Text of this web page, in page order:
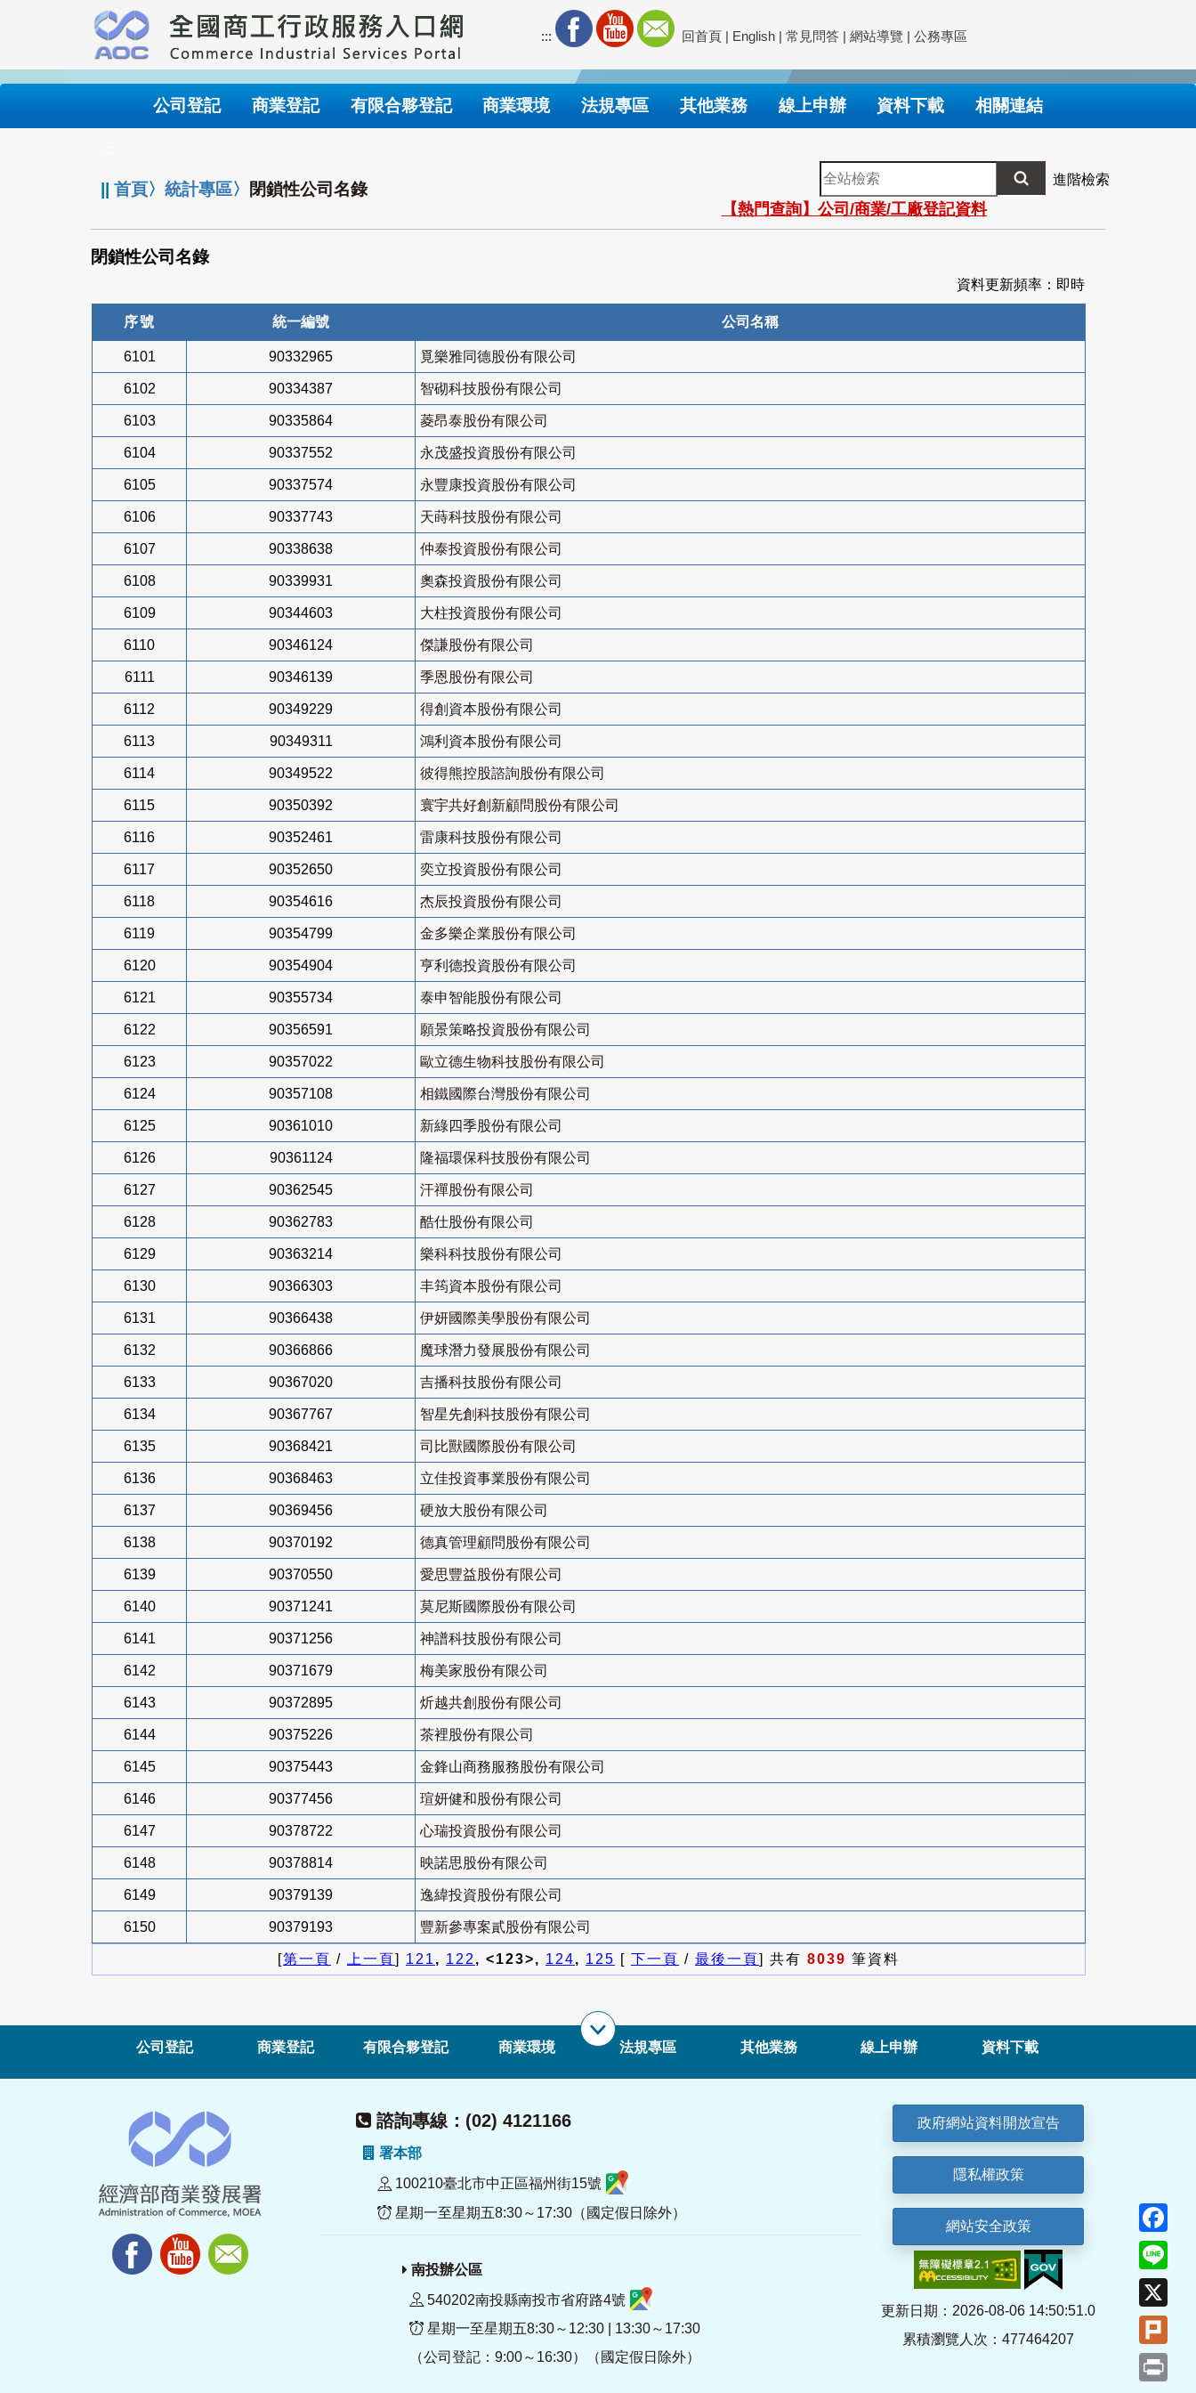
要
內
::: 回首頁 | English | 常見問答 | 網站導覽 | 公務專區
公司登記 商業登記 有限合夥登記 商業環境 法規專區 其他業務 線上申辦 資料下載 相關連結
||首頁〉統計專區〉 閉鎖性公司名錄
全
站
檢
索
進階檢索
【熱門查詢】公司/商業/工廠登記資料
閉鎖性公司名錄
資料更新頻率：即時
序號 統一編號 公司名稱
6101 90332965 覓樂雅同德股份有限公司
6102 90334387 智砌科技股份有限公司
6103 90335864 菱昂泰股份有限公司
6104 90337552 永茂盛投資股份有限公司
6105 90337574 永豐康投資股份有限公司
6106 90337743 天蒔科技股份有限公司
6107 90338638 仲泰投資股份有限公司
6108 90339931 奧森投資股份有限公司
6109 90344603 大柱投資股份有限公司
6110 90346124 傑謙股份有限公司
6111 90346139 季恩股份有限公司
6112 90349229 得創資本股份有限公司
6113 90349311 鴻利資本股份有限公司
6114 90349522 彼得熊控股諮詢股份有限公司
6115 90350392 寰宇共好創新顧問股份有限公司
6116 90352461 雷康科技股份有限公司
6117 90352650 奕立投資股份有限公司
6118 90354616 杰辰投資股份有限公司
6119 90354799 金多樂企業股份有限公司
6120 90354904 亨利德投資股份有限公司
6121 90355734 泰申智能股份有限公司
6122 90356591 願景策略投資股份有限公司
6123 90357022 歐立德生物科技股份有限公司
6124 90357108 相鐵國際台灣股份有限公司
6125 90361010 新綠四季股份有限公司
6126 90361124 隆福環保科技股份有限公司
6127 90362545 汗禪股份有限公司
6128 90362783 酷仕股份有限公司
6129 90363214 樂科科技股份有限公司
6130 90366303 丰筠資本股份有限公司
6131 90366438 伊妍國際美學股份有限公司
6132 90366866 魔球潛力發展股份有限公司
6133 90367020 吉播科技股份有限公司
6134 90367767 智星先創科技股份有限公司
6135 90368421 司比獸國際股份有限公司
6136 90368463 立佳投資事業股份有限公司
6137 90369456 硬放大股份有限公司
6138 90370192 德真管理顧問股份有限公司
6139 90370550 愛思豐益股份有限公司
6140 90371241 莫尼斯國際股份有限公司
6141 90371256 神譜科技股份有限公司
6142 90371679 梅美家股份有限公司
6143 90372895 炘越共創股份有限公司
6144 90375226 茶裡股份有限公司
6145 90375443 金鋒山商務服務股份有限公司
6146 90377456 瑄妍健和股份有限公司
6147 90378722 心瑞投資股份有限公司
6148 90378814 映諾思股份有限公司
6149 90379139 逸緯投資股份有限公司
6150 90379193 豐新參專案貳股份有限公司
[第一頁 / 上一頁] 121, 122, <123>, 124, 125 [ 下一頁 / 最後一頁] 共有 8039 筆資料
公司登記 商業登記 有限合夥登記 商業環境 法規專區 其他業務 線上申辦 資料下載
諮詢專線：(02) 4121166
署本部
100210臺北市中正區福州街15號
星期一至星期五8:30～17:30（國定假日除外）
南投辦公區
540202南投縣南投市省府路4號
星期一至星期五8:30～12:30 | 13:30～17:30
（公司登記：9:00～16:30）（國定假日除外）
政府網站資料開放宣告
隱私權政策
網站安全政策
更新日期：2026-08-06 14:50:51.0
累積瀏覽人次：477464207